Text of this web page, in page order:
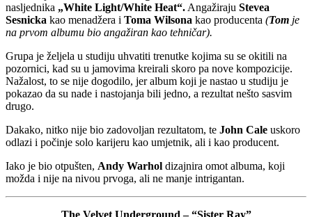
nasljednika „White Light/White Heat“. Angažiraju Stevea
Sesnicka kao menadžera i Toma Wilsona kao producenta (Tom je
na prvom albumu bio angažiran kao tehničar).
Grupa je željela u studiju uhvatiti trenutke kojima su se okitili na
pozornici, kad su u jamovima kreirali skoro pa nove kompozicije.
Nažalost, to se nije dogodilo, jer album koji je nastao u studiju je
pokazao da su nade i nastojanja bili jedno, a rezultat nešto sasvim
drugo.
Dakako, nitko nije bio zadovoljan rezultatom, te John Cale uskoro
odlazi i počinje solo karijeru kao umjetnik, ali i kao producent.
Iako je bio otpušten, Andy Warhol dizajnira omot albuma, koji
možda i nije na nivou prvoga, ali ne manje intrigantan.